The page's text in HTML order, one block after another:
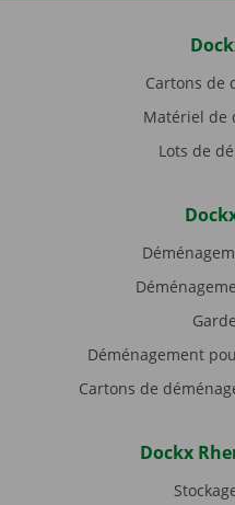
Cartons de
Matériel de
Lots de
Déménagement
Cartons de
Dockx